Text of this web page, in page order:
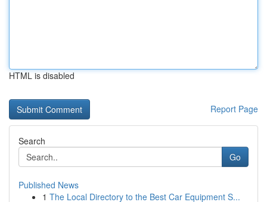
HTML is disabled
Report Page
Search
Go
Published News
1 The Local Directory to the Best Car Equipment S...